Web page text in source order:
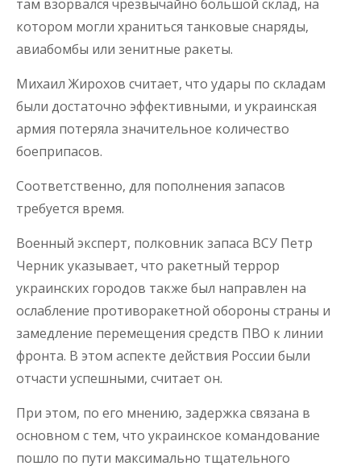
там взорвался чрезвычайно большой склад, на
котором могли храниться танковые снаряды,
авиабомбы или зенитные ракеты.
Михаил Жирохов считает, что удары по складам
были достаточно эффективными, и украинская
армия потеряла значительное количество
боеприпасов.
Соответственно, для пополнения запасов
требуется время.
Военный эксперт, полковник запаса ВСУ Петр
Черник указывает, что ракетный террор
украинских городов также был направлен на
ослабление противоракетной обороны страны и
замедление перемещения средств ПВО к линии
фронта. В этом аспекте действия России были
отчасти успешными, считает он.
При этом, по его мнению, задержка связана в
основном с тем, что украинское командование
пошло по пути максимально тщательного